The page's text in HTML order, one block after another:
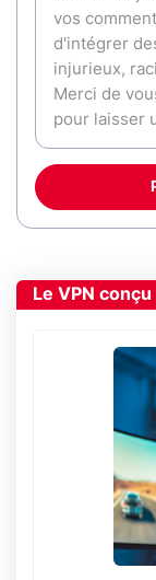
Le VPN